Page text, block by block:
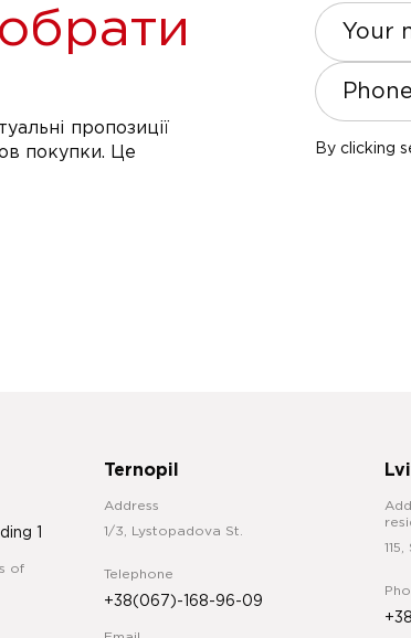
пропозиції
покупки. Це
Your
By clicking
1
of
Ternopil
Address
1/3, Lystopadova St.
Telephone
+38(067)-168-96-09